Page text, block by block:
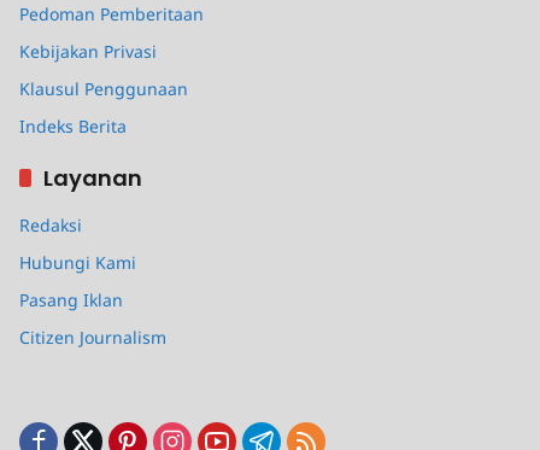
Pedoman Pemberitaan
Kebijakan Privasi
Klausul Penggunaan
Indeks Berita
Layanan
Redaksi
Hubungi Kami
Pasang Iklan
Citizen Journalism